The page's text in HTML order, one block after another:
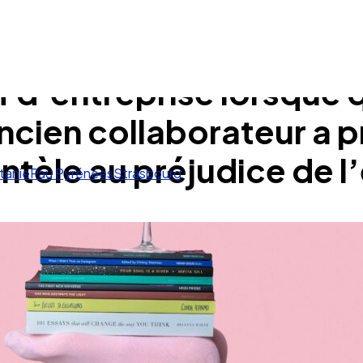
Pau PyrénéesStrasbourg
lorsque
collaborateur a
au préjudice de